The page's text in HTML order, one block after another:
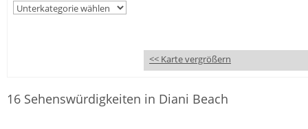
<< Karte vergrößern
16 Sehenswürdigkeiten in Diani Beach